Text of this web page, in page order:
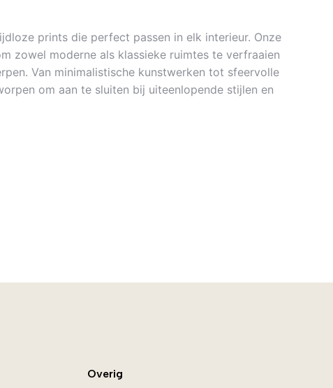
prints die perfect passen in elk interieur. Onze
zowel moderne als klassieke ruimtes te verfraaien
Van minimalistische kunstwerken tot sfeervolle
om aan te sluiten bij uiteenlopende stijlen en
Overig